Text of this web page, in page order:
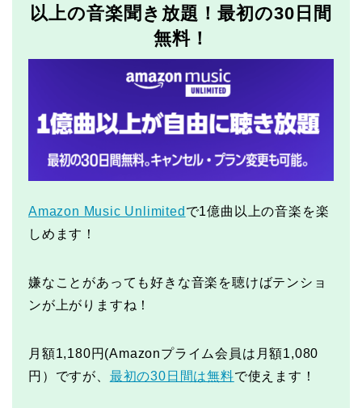
以上の音楽聞き放題！最初の30日間
無料！
Amazon Music Unlimited で1億曲以上の音楽を楽
しめます！
嫌なことがあっても好きな音楽を聴けばテンショ
ンが上がりますね！
月額1,180円(Amazonプライム会員は月額1,080
円）ですが、 最初の30日間は無料で使えます！